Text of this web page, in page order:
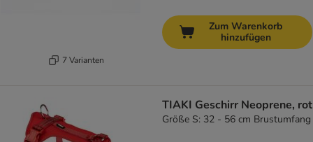
7 Varianten
Zum Warenkorb
hinzufügen
TIAKI Geschirr Neoprene, rot
Größe S: 32 - 56 cm Brustumfang